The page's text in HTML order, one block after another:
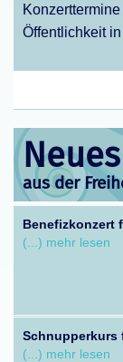
Öffentlichkeit
Neues
aus der
Benefizkonzert
(...) mehr lesen
Schnupperkurs
(...) mehr lesen